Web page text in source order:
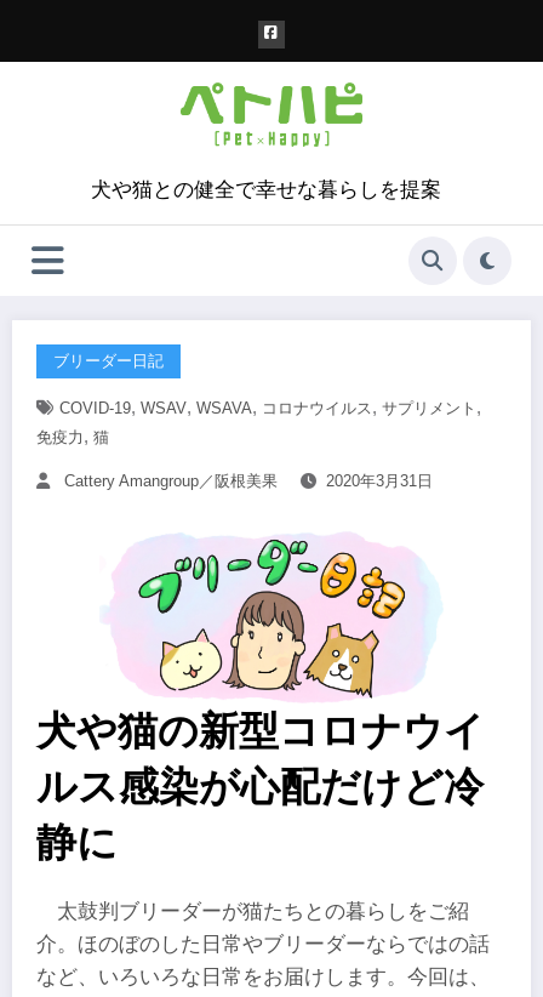
犬や猫との健全で幸せな暮らしを提案
ブリーダー日記
COVID-19, WSAV, WSAVA, コロナウイルス, サプリメント ,
免疫力 , 猫
Cattery Amangroup／阪根美果 2020年3月31日
犬や猫の新型コロナウイ
ルス感染が心配だけど冷
静に
太鼓判ブリーダーが猫たちとの暮らしをご紹
介。ほのぼのした日常やブリーダーならではの話
など、いろいろな日常をお届けします。今回は、